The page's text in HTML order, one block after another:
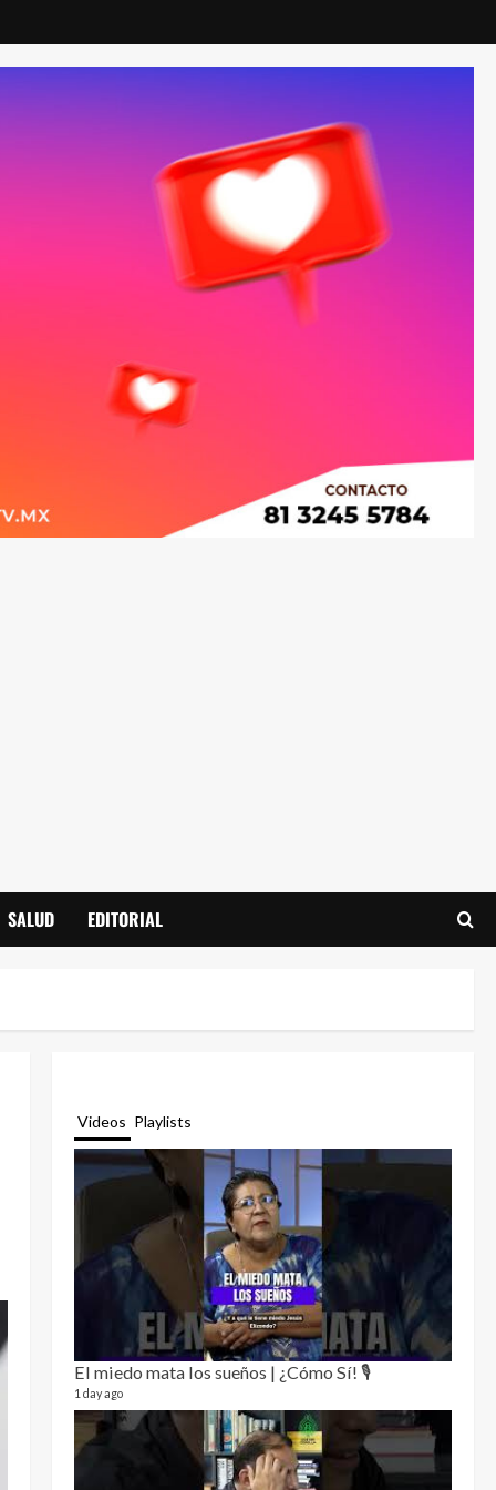
SALUD EDITORIAL
Videos Playlists
El miedo mata los sueños | ¿Cómo Sí! 🎙️
1 day ago
3